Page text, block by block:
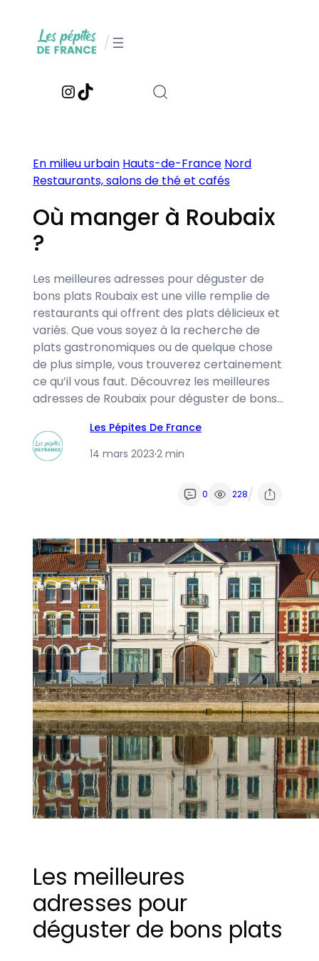
contenu
/
Instagram
TikTok
En milieu urbain Hauts-de-France Nord
Restaurants, salons de thé et cafés
Où manger à Roubaix
?
Les meilleures adresses pour déguster de
bons plats Roubaix est une ville remplie de
restaurants qui offrent des plats délicieux et
variés. Que vous soyez à la recherche de
plats gastronomiques ou de quelque chose
de plus simple, vous trouverez certainement
ce qu’il vous faut. Découvrez les meilleures
adresses de Roubaix pour déguster de bons…
Les Pépites De France
14 mars 2023·2 min
0 228/
Les meilleures
adresses pour
déguster de bons plats